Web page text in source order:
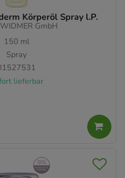
Körperöl Spray l.P.
GmbH
150 ml
Spray
lieferbar